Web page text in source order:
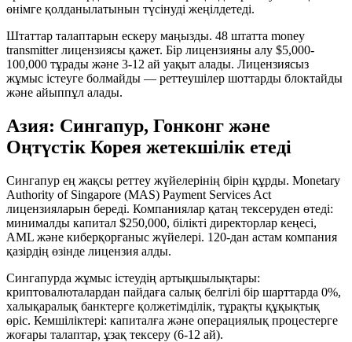
өнімге қолданылатынын түсінуді жеңілдетеді.
Штаттар талаптарын ескеру маңызды. 48 штатта money
transmitter лицензиясы қажет. Бір лицензияны алу $5,000-
100,000 тұрады және 3-12 ай уақыт алады. Лицензиясыз
жұмыс істеуге болмайды — реттеушілер шоттарды блоктайды
және айыппұл алады.
Азия: Сингапур, Гонконг және
Оңтүстік Корея жетекшілік етеді
Сингапур ең жақсы реттеу жүйелерінің бірін құрды. Monetary
Authority of Singapore (MAS) Payment Services Act
лицензияларын береді. Компаниялар қатаң тексеруден өтеді:
минималды капитал $250,000, білікті директорлар кеңесі,
AML және киберқорғаныс жүйелері. 120-дан астам компания
қазірдің өзінде лицензия алды.
Сингапурда жұмыс істеудің артықшылықтары:
криптовалюталардан пайдаға салық белгілі бір шарттарда 0%,
халықаралық банктерге қолжетімділік, тұрақты құқықтық
өріс. Кемшіліктері: капиталға және операциялық процестерге
жоғары талаптар, ұзақ тексеру (6-12 ай).